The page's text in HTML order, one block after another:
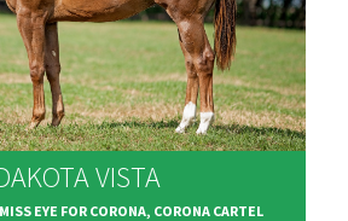
VISTA
EYE FOR CORONA, CORONA CARTEL